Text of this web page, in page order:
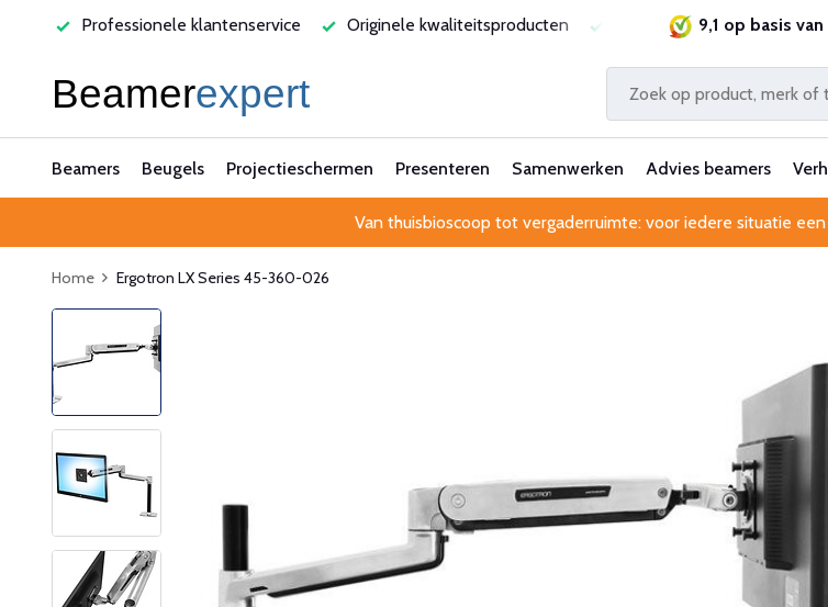
Professionele klantenservice Originele kwaliteitsproducten Laagste prijsgarantie
9,1 op basis van
Beamers Beugels Projectieschermen Presenteren Samenwerken Advies beamers
Van thuisbioscoop tot vergaderruimte: voor iedere situatie
Home Ergotron LX Series 45-360-026